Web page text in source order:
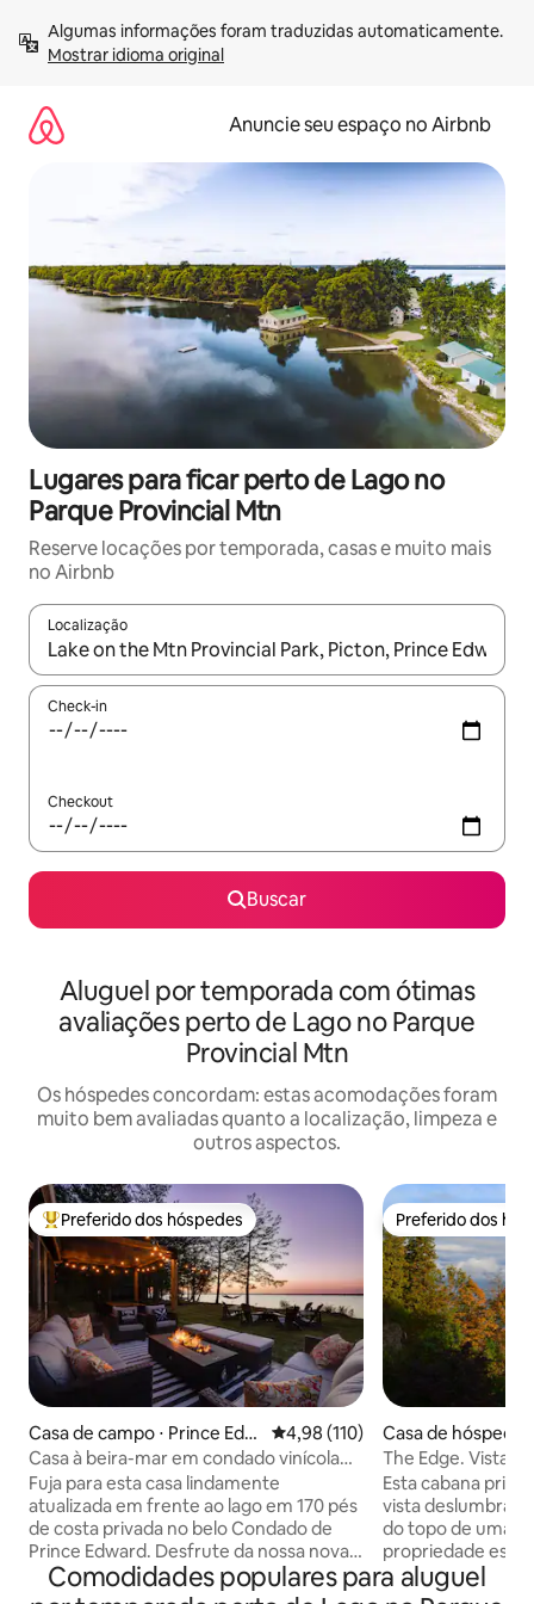
para
Mostrar idioma original
Anuncie seu espaço no Airbnb
Lugares para ficar perto de Lago no
Parque Provincial Mtn
Reserve locações por temporada, casas e muito mais
no Airbnb
Localização
Quando os resultados estiverem disponíveis, explore-os
Check-in
Checkout
Buscar
Aluguel por temporada com ótimas
avaliações perto de Lago no Parque
Provincial Mtn
Os hóspedes concordam: estas acomodações foram
muito bem avaliadas quanto a localização, limpeza e
outros aspectos.
Entre os melhores preferidos dos hóspedes
Preferido dos hóspedes
Casa de campo ⋅ Prince Edw
ard
4,98 de uma avaliação média de
4,98 (110)
Casa à beira-mar em condado vinícola
c/SAUNA e BANHEIRA DE
HIDROMASSAGEM
Fuja para esta casa lindamente
atualizada em frente ao lago em 170 pés
de costa privada no belo Condado de
Prince Edward. Desfrute da nossa nova
sauna com vista panorâmica, banheira
de hidromassagem e chuveiro ao ar
Preferido dos
Preferido dos
Casa de hóspedes
dward
The Edge. Vista
Friendly
Esta cabana
vista
do topo de uma
propriedade está
imediatamente a
Mountain Provincial Park.
Comodidades populares para aluguel